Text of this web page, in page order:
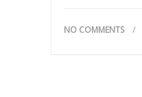
NO COMMENTS